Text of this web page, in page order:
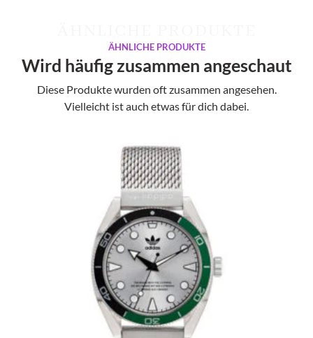
ÄHNLICHE PRODUKTE
Wird häufig zusammen angeschaut
Diese Produkte wurden oft zusammen angesehen.
Vielleicht ist auch etwas für dich dabei.